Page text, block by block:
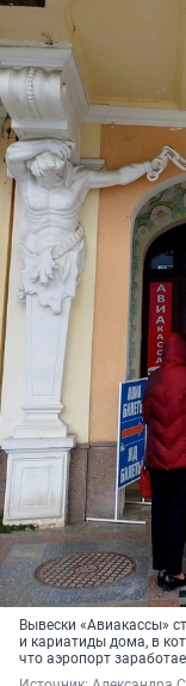
Вывески «Авиакассы»
и кариатиды дома, в
что аэропорт